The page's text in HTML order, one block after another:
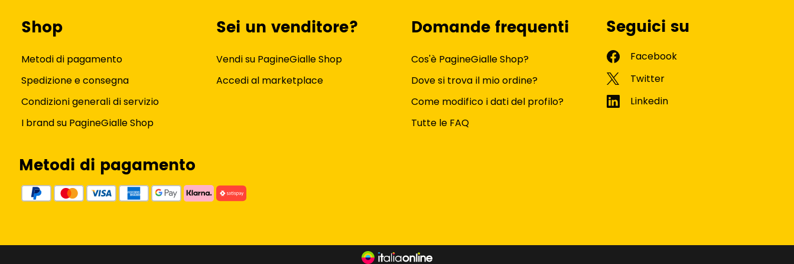
Shop
Metodi di pagamento
Spedizione e consegna
Condizioni generali di servizio
I brand su PagineGialle Shop
Sei un venditore?
Vendi su PagineGialle Shop
Accedi al marketplace
Domande frequenti
Cos'è PagineGialle Shop?
Dove si trova il mio ordine?
Come modifico i dati del profilo?
Tutte le FAQ
Seguici su
Metodi di pagamento